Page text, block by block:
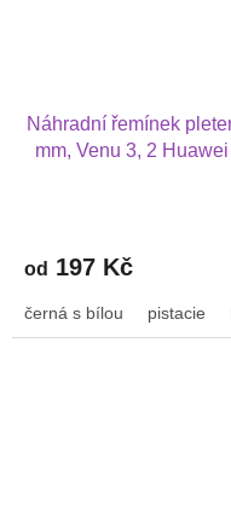
Náhradní řemínek
mm, Venu 3, 2
je
z
5
od 197 Kč
černá s bílou pistacie